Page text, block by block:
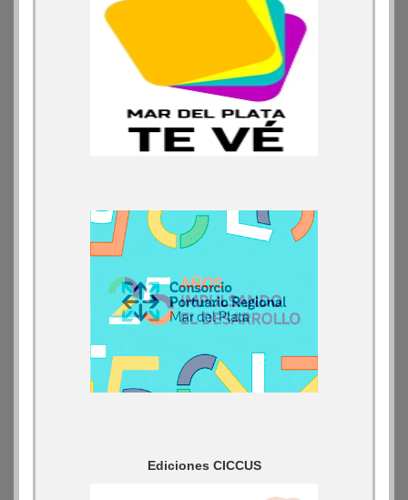
Ediciones CICCUS